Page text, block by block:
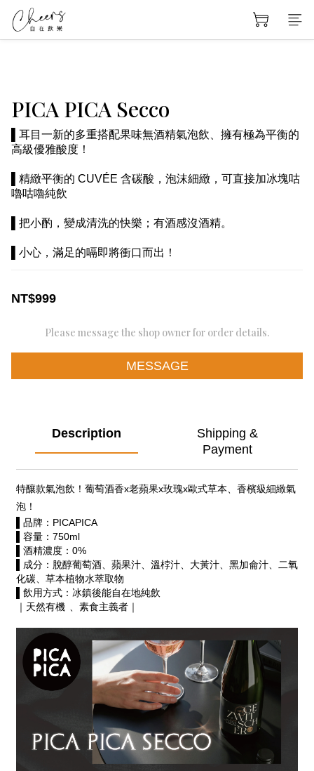
PICA PICA Secco
▌耳目一新的多重搭配果味無酒精氣泡飲、擁有極為平衡的
高級優雅酸度！
▌精緻平衡的 CUVÉE 含碳酸，泡沫細緻，可直接加冰塊咕
嚕咕嚕純飲
▌把小酌，變成清洗的快樂；有酒感沒酒精。
▌小心，滿足的嗝即將衝口而出！
NT$999
Please message the shop owner for order details.
MESSAGE
Description
Shipping &
Payment
特釀款氣泡飲！葡萄酒香x老蘋果x玫瑰x歐式草本、香檳級細緻氣
泡！
▌品牌：PICAPICA
▌容量：750ml
▌酒精濃度：0%
▌成分 ：脫醇葡萄酒、 蘋果汁、溫桲汁 、大黃汁、黑加侖汁 、二氧
化碳、草本植物水萃取物
▌飲用方式 ： 冰鎮後能自在地純飲
｜天然有機 、 素食主義者 ｜